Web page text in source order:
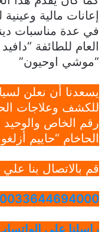
إعانات مالية
في عدة مناسبات
العام للطائفة
“موشي اوحيون”
يسعدنا أن نعلن
للكشف وعلاجات
رقم الخاص والوحيد
الحاخام “حاييم
قم بالاتصال بنا علي
0033644694000